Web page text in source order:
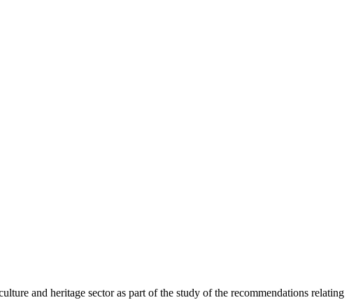
and heritage sector as part of the study of the recommendations relating